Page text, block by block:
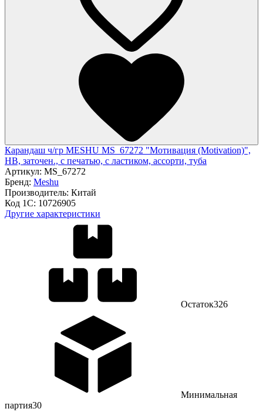
Карандаш ч/гр MESHU MS_67272 "Мотивация (Motivation)",
HB, заточен., с печатью, с ластиком, ассорти, туба
Артикул: MS_67272
Бренд: Meshu
Производитель: Китай
Код 1С: 10726905
Другие характеристики
Остаток326
Минимальная
партия30